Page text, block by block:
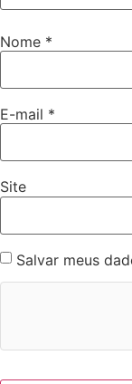
Nome *
E-mail *
Site
Salvar meus